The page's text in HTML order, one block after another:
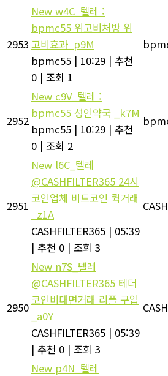
2953
New w4C_텔레 :
bpmc55 위고비처방 위
고비효과_p9M
bpmc55 | 10:29 | 추천
0 | 조회 1
2952
New c9V_텔레 :
bpmc55 성인약국 _k7M
bpmc55 | 10:29 | 추천
0 | 조회 2
2951
New l6C_텔레
@CASHFILTER365 24시
코인업체 비트코인 퀵거래
_z1A
CASHFILTER365 | 05:39
| 추천 0 | 조회 3
2950
New n7S_텔레
@CASHFILTER365 테더
코인비대면거래 리플 구입
_a0Y
CASHFILTER365 | 05:39
| 추천 0 | 조회 3
New p4N_텔레